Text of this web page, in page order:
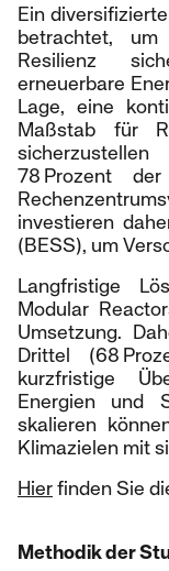
Ein
betrachtet, um
Resilienz
erneuerbare
Lage, eine
Maßstab für
78 Prozent
investieren
(BESS), um
Langfristige
Modular
Umsetzung.
Drittel (68
kurzfristige
Energien und
skalieren
Klimazielen mit
Hierfinden Sie
Methodik der